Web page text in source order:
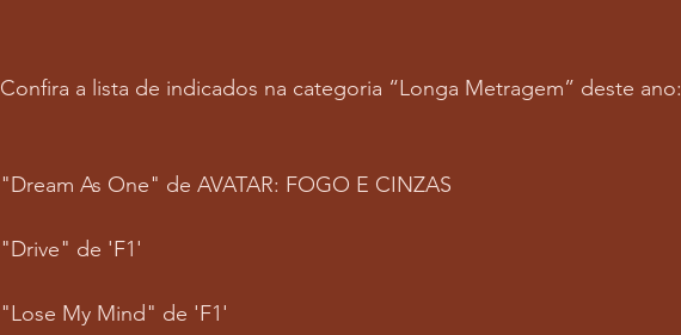
Confira a lista de indicados na categoria “Longa Metragem” deste ano:
"Dream As One" de AVATAR: FOGO E CINZAS
"Drive" de 'F1'
"Lose My Mind" de 'F1'